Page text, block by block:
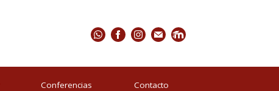
Conferencias Contacto